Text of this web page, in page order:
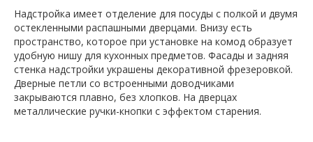
Надстройка имеет отделение для посуды с полкой и двумя
остекленными распашными дверцами. Внизу есть
пространство, которое при установке на комод образует
удобную нишу для кухонных предметов. Фасады и задняя
стенка надстройки украшены декоративной фрезеровкой.
Дверные петли со встроенными доводчиками
закрываются плавно, без хлопков. На дверцах
металлические ручки-кнопки с эффектом старения.